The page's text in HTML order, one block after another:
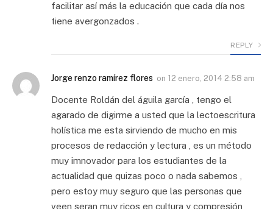
facilitar así más la educación que cada día nos
tiene avergonzados .
REPLY
Jorge renzo ramírez flores on 12 enero, 2014 2:58 am
Docente Roldán del águila garcía , tengo el
agarado de digirme a usted que la lectoescritura
holística me esta sirviendo de mucho en mis
procesos de redacción y lectura , es un método
muy imnovador para los estudiantes de la
actualidad que quizas poco o nada sabemos ,
pero estoy muy seguro que las personas que
veen seran muy ricos en cultura y compresión